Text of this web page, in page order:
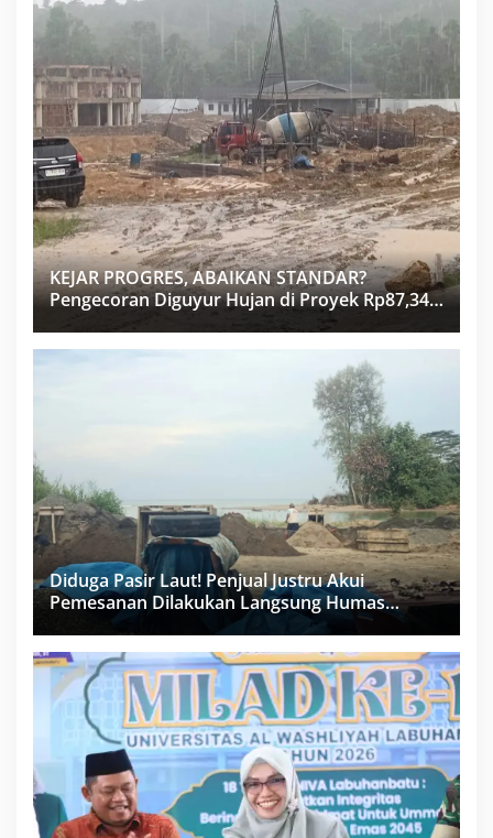
KEJAR PROGRES, ABAIKAN STANDAR?
Pengecoran Diguyur Hujan di Proyek Rp87,34
Miliar Sukma Nias, Konsultan, Pengawas dan
PPK Bungkam
Diduga Pasir Laut! Penjual Justru Akui
Pemesanan Dilakukan Langsung Humas